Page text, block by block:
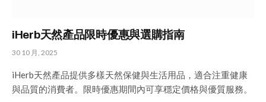
iHerb天然產品限時優惠與選購指南
30 10 月, 2025
iHerb天然產品提供多樣天然保健與生活用品，適合注重健康
與品質的消費者。限時優惠期間內可享穩定價格與優質服務。